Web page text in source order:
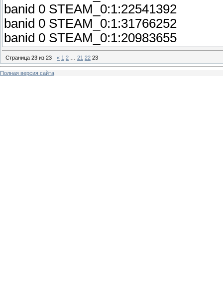
banid 0 STEAM_0:1:22541392
banid 0 STEAM_0:1:31766252
banid 0 STEAM_0:1:20983655
Страница 23 из 23 « 1 2 21 22 23
Полная версия сайта